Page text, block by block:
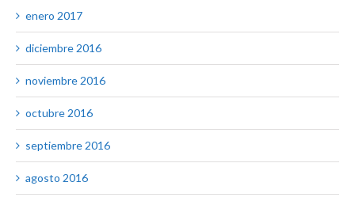
enero 2017
diciembre 2016
noviembre 2016
octubre 2016
septiembre 2016
agosto 2016